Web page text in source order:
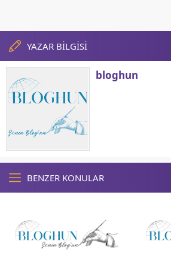
YAZAR BİLGİSİ
bloghun
BENZER KONULAR